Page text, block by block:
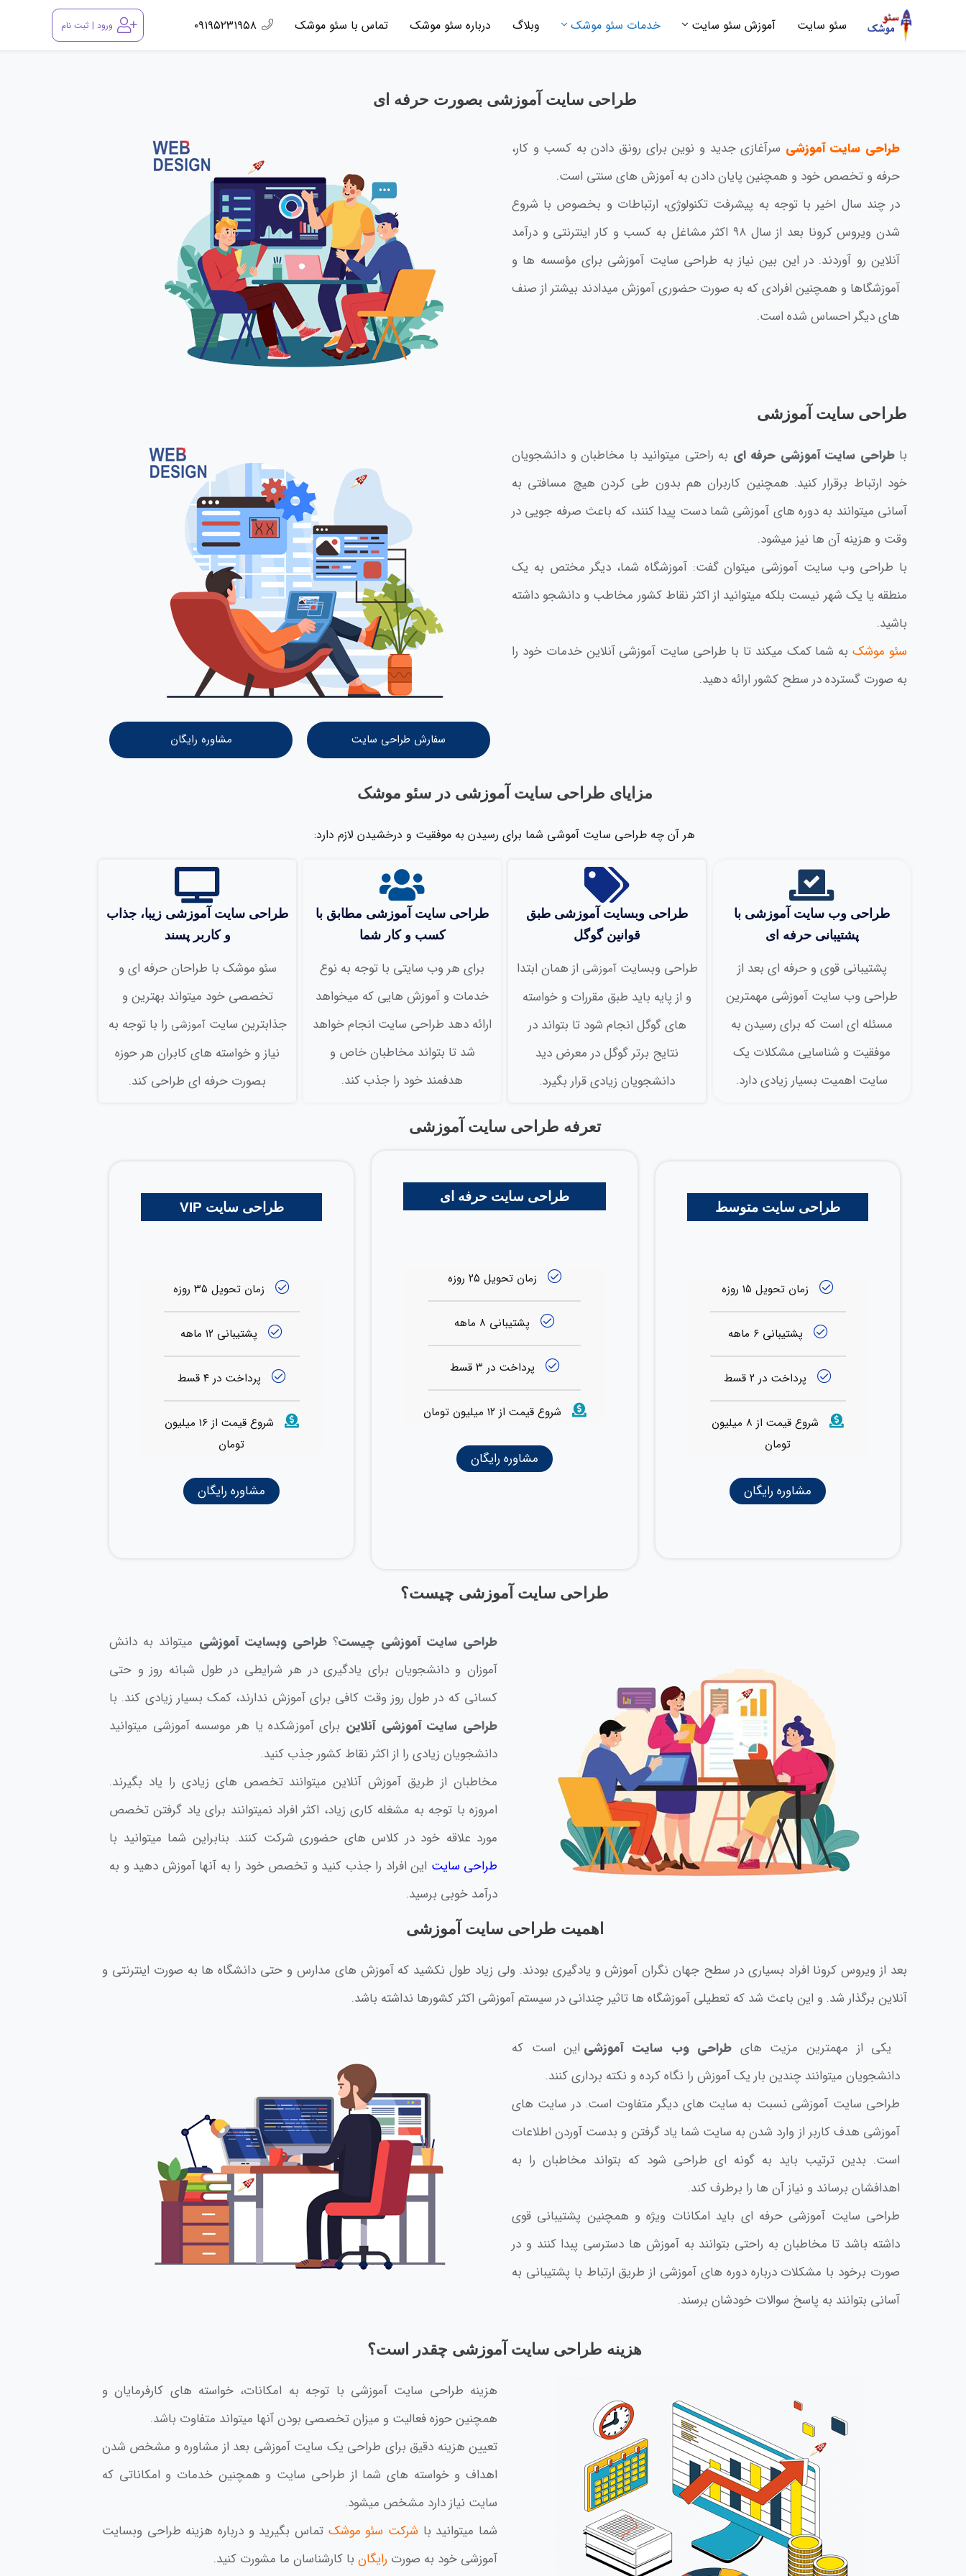
سئو سایت آموزش سئو سایت خدمات سئو موشک وبلاگ درباره سئو موشک تماس با سئو موشک ۰۹۱۹۵۲۳۱۹۵۸ ورود | ثبت نام
طراحی سایت آموزشی بصورت حرفه ای
طراحی سایت آموزشی سرآغازی جدید و نوین برای رونق دادن به کسب و کار،
حرفه و تخصص خود و همچنین پایان دادن به آموزش های سنتی است.
در چند سال اخیر با توجه به پیشرفت تکنولوژی، ارتباطات و بخصوص با شروع
شدن ویروس کرونا بعد از سال ۹۸ اکثر مشاغل به کسب و کار اینترنتی و درآمد
آنلاین رو آوردند. در این بین نیاز به طراحی سایت آموزشی برای مؤسسه ها و
آموزشگاها و همچنین افرادی که به صورت حضوری آموزش میدادند بیشتر از صنف
های دیگر احساس شده است.
طراحی سایت آموزشی
باطراحی سایت آموزشی حرفه ای به راحتی میتوانید با مخاطبان و دانشجویان
خود ارتباط برقرار کنید. همچنین کاربران هم بدون طی کردن هیچ مسافتی به
آسانی میتوانند به دوره های آموزشی شما دست پیدا کنند، که باعث صرفه جویی در
وقت و هزینه آن ها نیز میشود.
با طراحی وب سایت آموزشی میتوان گفت: آموزشگاه شما، دیگر مختص به یک
منطقه یا یک شهر نیست بلکه میتوانید از اکثر نقاط کشور مخاطب و دانشجو داشته
باشید.
سئو موشکبه شما کمک میکند تا با طراحی سایت آموزشی آنلاین خدمات خود را
به صورت گسترده در سطح کشور ارائه دهید.
سفارش طراحی سایت مشاوره رایگان
مزایای طراحی سایت آموزشی در سئو موشک
هر آن چه طراحی سايت آموشی شما براي رسيدن به موفقيت و درخشيدن لازم دارد:
طراحی وب سايت آموزشی با
پشتيبانی حرفه ای
پشتيباني قوي و حرفه اي بعد از
طراحی وب سايت آموزشی مهمترين
مسئله اي است که برای رسیدن به
موفقيت و شناسایی مشکلات يک
سايت اهمیت بسیار زیادی دارد.
طراحی وبسايت آموزشی طبق
قوانين گوگل
طراحی وبسايتآموزشی از همان ابتدا
و از پايه بايد طبق مقررات و خواسته
های گوگل انجام شود تا بتواند در
نتايج برتر گوگل در معرض دید
دانشجویان زیادی قرار بگیرد.
طراحی سايت آموزشی مطابق با
کسب و کار شما
برای هر وب سايتي با توجه به نوع
خدمات و آموزش هایی که میخواهد
ارائه دهد طراحی سایت انجام خواهد
شد تا بتواند مخاطبان خاص و
هدفمند خود را جذب کند.
طراحی سايت آموزشی زيبا، جذاب
و کاربر پسند
سئو موشک با طراحان حرفه اي و
تخصصی خود میتواند بهترين و
جذابترين سايتآموزشی را با توجه به
نیاز و خواسته های کابران هر حوزه
بصورت حرفه ای طراحی کند.
تعرفه طراحی سایت آموزشی
طراحی سایت متوسط
زمان تحویل ۱۵ روزه
پشتیبانی ۶ ماهه
پرداخت در ۲ قسط
شروع قیمت از ۸ میلیون
تومان
مشاوره رایگان
طراحی سایت حرفه ای
زمان تحویل ۲۵ روزه
پشتیبانی ۸ ماهه
پرداخت در ۳ قسط
شروع قیمت از ۱۲ میلیون تومان
مشاوره رایگان
طراحی سایت VIP
زمان تحویل ۳۵ روزه
پشتیبانی ۱۲ ماهه
پرداخت در ۴ قسط
شروع قیمت از ۱۶ میلیون
تومان
مشاوره رایگان
طراحی سایت آموزشی چیست؟
طراحی سایت آموزشی چیست؟ طراحی وبسایت آموزشی میتواند به دانش
آموزان و دانشجویان برای یادگیری در هر شرایطی در طول شبانه روز و حتی
کسانی که در طول روز وقت کافی برای آموزش ندارند، کمک بسیار زیادی کند. با
طراحی سایت آموزشی آنلاین برای آموزشکده یا هر موسسه آموزشی میتوانید
دانشجویان زیادی را از اکثر نقاط کشور جذب کنید.
مخاطبان از طریق آموزش آنلاین میتوانند تخصص های زیادی را یاد بگیرند.
امروزه با توجه به مشغله کاری زیاد، اکثر افراد نمیتوانند برای یاد گرفتن تخصص
مورد علاقه خود در کلاس های حضوری شرکت کنند. بنابراین شما میتوانید با
طراحی سایت این افراد را جذب کنید و تخصص خود را به آنها آموزش دهید و به
درآمد خوبی برسید.
اهمیت طراحی سایت آموزشی
بعد از ویروس کرونا افراد بسیاری در سطح جهان نگران آموزش و یادگیری بودند. ولی زیاد طول نکشید که آموزش های مدارس و حتی دانشگاه ها به صورت اینترنتی و
آنلاین برگذار شد. و این باعث شد که تعطیلی آموزشگاه ها تاثیر چندانی در سیستم آموزشی اکثر کشورها نداشته باشد.
یکی از مهمترین مزیت های طراحی وب سایت آموزشی این است که
دانشجویان میتوانند چندین بار یک آموزش را نگاه کرده و نکته برداری کنند.
طراحی سایت آموزشی نسبت به سایت های دیگر متفاوت است. در سایت های
آموزشی هدف کاربر از وارد شدن به سایت شما یاد گرفتن و بدست آوردن اطلاعات
است. بدین ترتیب باید به گونه ای طراحی شود که بتواند مخاطبان را به
اهدافشان برساند و نیاز آن ها را برطرف کند.
طراحی سایت آموزشی حرفه ای باید امکانات ویژه و همچنین پشتیبانی قوی
داشته باشد تا مخاطبان به راحتی بتوانند به آموزش ها دسترسی پبدا کنند و در
صورت برخود با مشکلات درباره دوره های آموزشی از طریق ارتباط با پشتیبانی به
آسانی بتوانند به پاسخ سوالات خودشان برسند.
هزینه طراحی سایت آموزشی چقدر است؟
هزینه طراحی سایت آموزشی با توجه به امکانات، خواسته های کارفرمایان و
همچنین حوزه فعالیت و میزان تخصصی بودن آنها میتواند متفاوت باشد.
تعیین هزینه دقیق برای طراحی یک سایت آموزشی بعد از مشاوره و مشخص شدن
اهداف و خواسته های شما از طراحی سایت و همچنین خدمات و امکاناتی که
سایت نیاز دارد مشخص میشود.
شما میتوانید با شرکت سئو موشک تماس بگیرید و درباره هزینه طراحی وبسایت
آموزشی خود به صورت رایگان با کارشناسان ما مشورت کنید.